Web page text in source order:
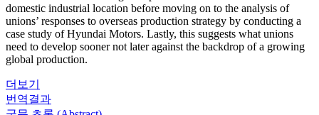
domestic industrial location before moving on to the analysis of
unions’ responses to overseas production strategy by conducting a
case study of Hyundai Motors. Lastly, this suggests what unions
need to develop sooner not later against the backdrop of a growing
global production.
더보기
번역결과